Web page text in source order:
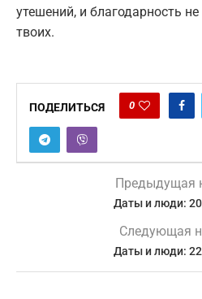
утешений, и благодарность
твоих.
ПОДЕЛИТЬСЯ 0
Предыдущая
Даты и люди:
Следующая
Даты и люди: